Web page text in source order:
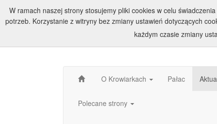
O Krowiarkach Pałac
Polecane strony
W ramach naszej strony stosujemy pliki cookies w celu
potrzeb. Korzystanie z witryny bez zmiany ustawień dotyczących
każdym czasie zmiany